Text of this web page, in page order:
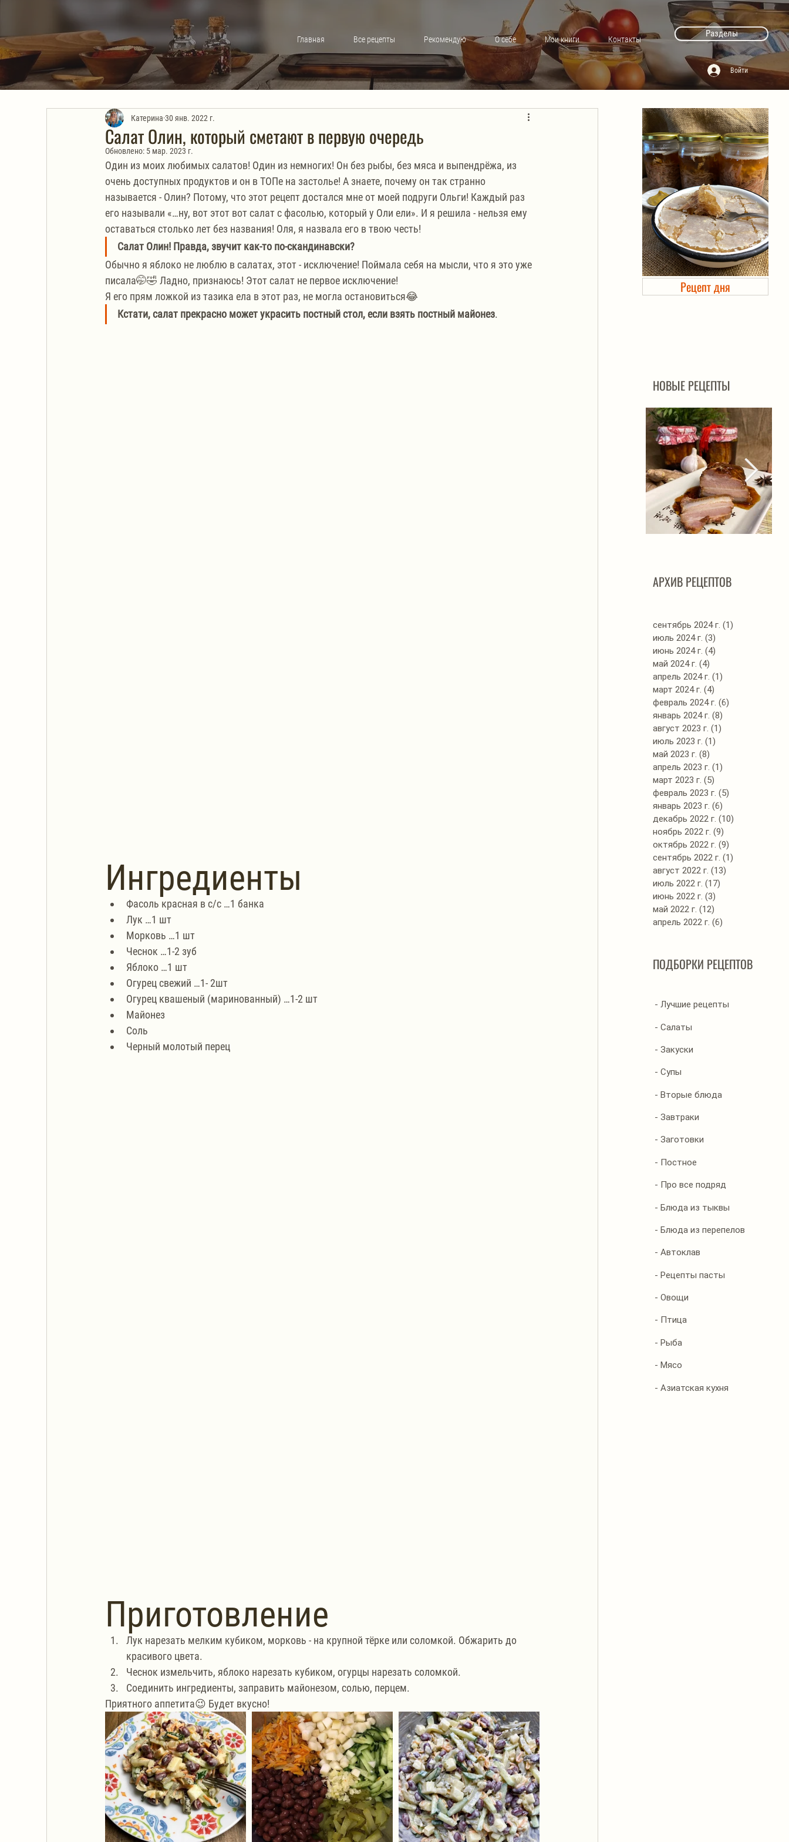
Главная Все рецепты Рекомендую О себе Мои книги Контакты
Разделы
Войти
Салат Олин, который сметают в первую очередь
Катерина 30 янв. 2022 г.
Обновлено: 5 мар. 2023 г.
Один из моих любимых салатов! Один из немногих! Он без рыбы, без мяса и выпендрёжа, из
очень доступных продуктов и он в ТОПе на застолье! А знаете, почему он так странно
называется - Олин? Потому, что этот рецепт достался мне от моей подруги Ольги! Каждый раз
его называли «…ну, вот этот вот салат с фасолью, который у Оли ели». И я решила - нельзя ему
оставаться столько лет без названия! Оля, я назвала его в твою честь!
Салат Олин! Правда, звучит как-то по-скандинавски?
Обычно я яблоко не люблю в салатах, этот - исключение! Поймала себя на мысли, что я это уже
писала🤭🤣 Ладно, признаюсь! Этот салат не первое исключение!
Я его прям ложкой из тазика ела в этот раз, не могла остановиться😂
Кстати, салат прекрасно может украсить постный стол, если взять постный майонез.
Ингредиенты
Фасоль красная в с/с …1 банка
Лук …1 шт
Морковь …1 шт
Чеснок …1-2 зуб
Яблоко …1 шт
Огурец свежий …1- 2шт
Огурец квашеный (маринованный) …1-2 шт
Майонез
Соль
Черный молотый перец
Приготовление
Лук нарезать мелким кубиком, морковь - на крупной тёрке или соломкой. Обжарить до
красивого цвета.
Чеснок измельчить, яблоко нарезать кубиком, огурцы нарезать соломкой.
Соединить ингредиенты, заправить майонезом, солью, перцем.
Приятного аппетита😉 Будет вкусно!
Холодец в банке. Автоклав
Рецепт дня
НОВЫЕ РЕЦЕПТЫ
соусе
АРХИВ РЕЦЕПТОВ
сентябрь 2024 г. (1)
июль 2024 г. (3)
июнь 2024 г. (4)
май 2024 г. (4)
апрель 2024 г. (1)
март 2024 г. (4)
февраль 2024 г. (6)
январь 2024 г. (8)
август 2023 г. (1)
июль 2023 г. (1)
май 2023 г. (8)
апрель 2023 г. (1)
март 2023 г. (5)
февраль 2023 г. (5)
январь 2023 г. (6)
декабрь 2022 г. (10)
ноябрь 2022 г. (9)
октябрь 2022 г. (9)
сентябрь 2022 г. (1)
август 2022 г. (13)
июль 2022 г. (17)
июнь 2022 г. (3)
май 2022 г. (12)
апрель 2022 г. (6)
ПОДБОРКИ РЕЦЕПТОВ
- Лучшие рецепты
- Салаты
- Закуски
- Супы
- Вторые блюда
- Завтраки
- Заготовки
- Постное
- Про все подряд
- Блюда из тыквы
- Блюда из перепелов
- Автоклав
- Рецепты пасты
- Овощи
- Птица
- Рыба
- Мясо
- Азиатская кухня